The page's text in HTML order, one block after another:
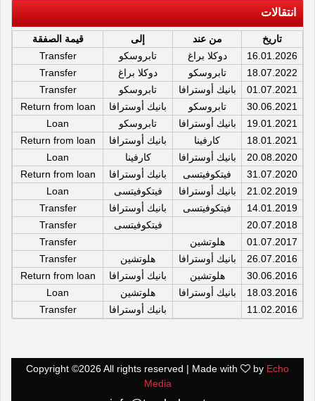
انتقالات
تاريخ من عند إلى
قيمة الصفقة
16.01.2026
دوكلا براغ تابروسكو
Transfer
18.07.2022
تابروسكو دوكلا براغ
Transfer
01.07.2021
بانيك أوسترافا تابروسكو
Transfer
30.06.2021
تابروسكو بانيك أوسترافا
Return from loan
19.01.2021
بانيك أوسترافا تابروسكو
Loan
18.01.2021
كارفينا بانيك أوسترافا
Return from loan
20.08.2020
بانيك أوسترافا كارفينا
Loan
31.07.2020
فيتكوفيتسى بانيك أوسترافا
Return from loan
21.02.2019
بانيك أوسترافا فيتكوفيتسى
Loan
14.01.2019
فيتكوفيتسى بانيك أوسترافا
Transfer
20.07.2018
فيتكوفيتسى
Transfer
01.07.2017
هلوتشين
Transfer
26.07.2016
بانيك أوسترافا هلوتشين
Transfer
30.06.2016
هلوتشين بانيك أوسترافا
Return from loan
18.03.2016
بانيك أوسترافا هلوتشين
Loan
11.02.2016
بانيك أوسترافا Transfer
Copyright ©2026 All rights reserved | Made with by Echo
Media